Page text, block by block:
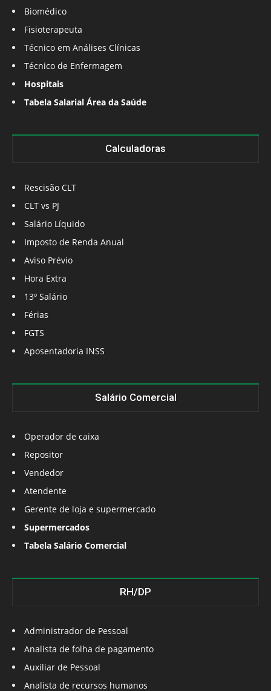
Biomédico
Fisioterapeuta
Técnico em Análises Clínicas
Técnico de Enfermagem
Hospitais
Tabela Salarial Área da Saúde
Calculadoras
Rescisão CLT
CLT vs PJ
Salário Líquido
Imposto de Renda Anual
Aviso Prévio
Hora Extra
13º Salário
Férias
FGTS
Aposentadoria INSS
Salário Comercial
Operador de caixa
Repositor
Vendedor
Atendente
Gerente de loja e supermercado
Supermercados
Tabela Salário Comercial
RH/DP
Administrador de Pessoal
Analista de folha de pagamento
Auxiliar de Pessoal
Analista de recursos humanos